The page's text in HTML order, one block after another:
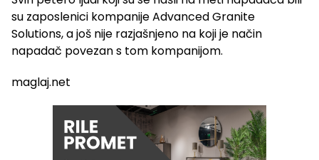
su zaposlenici kompanije Advanced Granite
Solutions, a još nije razjašnjeno na koji je način
napadač povezan s tom kompanijom.
maglaj.net